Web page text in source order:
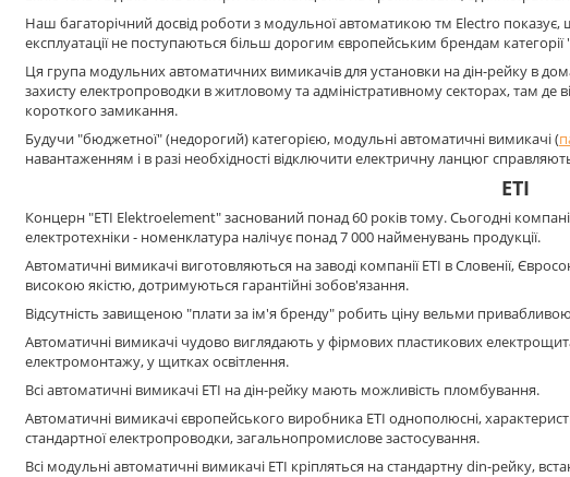
Наш багаторічний досвід роботи з модульної автоматикою тм Electro
експлуатації не поступаються більш дорогим європейським брендам категорії
Ця група модульних автоматичних вимикачів для установки на дін-рейку в
захисту електропроводки в житловому та адміністративному секторах, там
короткого замикання.
Будучи "бюджетної" (недорогий) категорією, модульні автоматичні вимикачі (
навантаженням і в разі необхідності відключити електричну ланцюг
ETI
Концерн "ETI Elektroelement" заснований понад 60 років тому. Сьогодні
електротехніки - номенклатура налічує понад 7 000 найменувань продукції.
Автоматичні вимикачі виготовляються на заводі компанії ETI в Словенії,
високою якістю, дотримуються гарантійні зобов'язання.
Відсутність завищеною "плати за ім'я бренду" робить ціну вельми
Автоматичні вимикачі чудово виглядають у фірмових пластикових
електромонтажу, у щитках освітлення.
Всі автоматичні вимикачі ETI на дін-рейку мають можливість пломбування.
Автоматичні вимикачі європейського виробника ETI однополюсні,
стандартної електропроводки, загальнопромислове застосування.
Всі модульні автоматичні вимикачі ETI кріпляться на стандартну din-рейку,